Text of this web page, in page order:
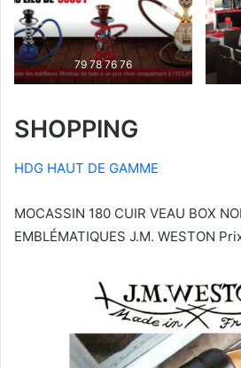
79 78 76 76
SHOPPING
HDG HAUT DE GAMME
MOCASSIN 180 CUIR VEAU BOX
EMBLÉMATIQUES J.M. WESTON